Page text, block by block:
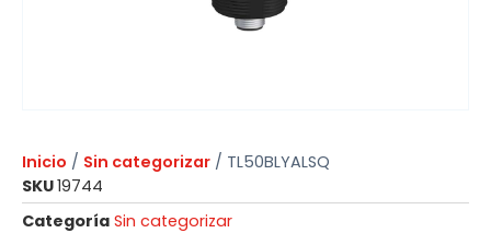
Inicio / Sin categorizar / TL50BLYALSQ
SKU19744
Categoría Sin categorizar